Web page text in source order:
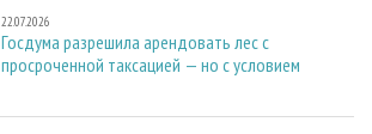
22.07.2026
Госдума разрешила арендовать лес с
просроченной таксацией — но с условием